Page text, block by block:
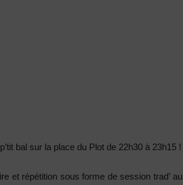
bal sur la place du Plot de 22h30 à 23h15 !
et répétition sous forme de session trad’